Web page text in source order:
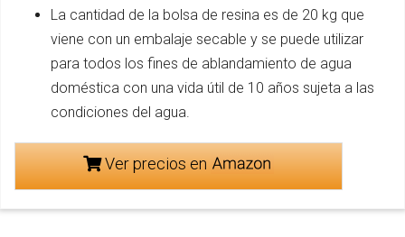
La cantidad de la bolsa de resina es de 20 kg que
viene con un embalaje secable y se puede utilizar
para todos los fines de ablandamiento de agua
doméstica con una vida útil de 10 años sujeta a las
condiciones del agua.
Ver precios en